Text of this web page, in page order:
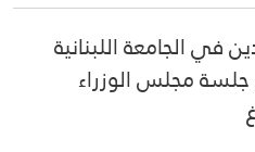
في الجامعة اللبنانية
جلسة مجلس الوزراء